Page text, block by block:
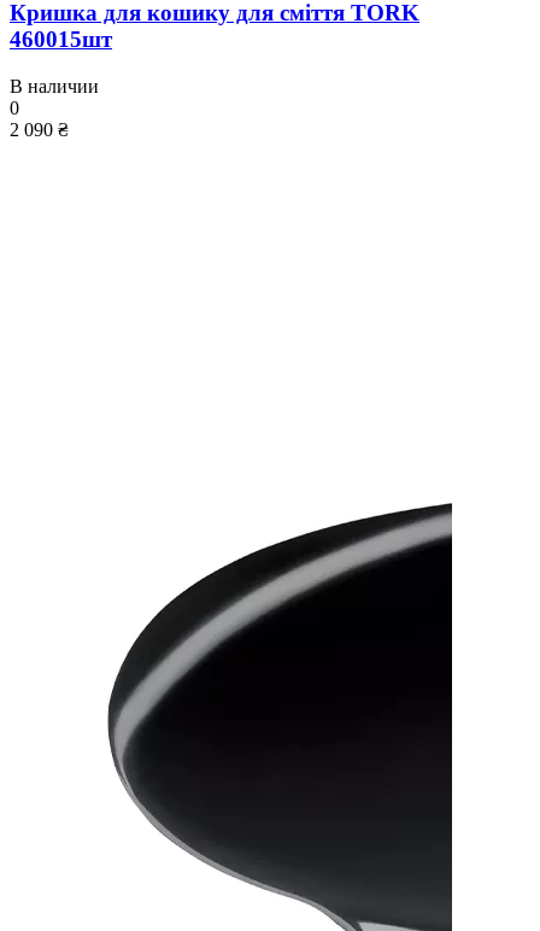
Кришка для кошику для сміття TORK
460015шт
В наличии
0
2 090 ₴